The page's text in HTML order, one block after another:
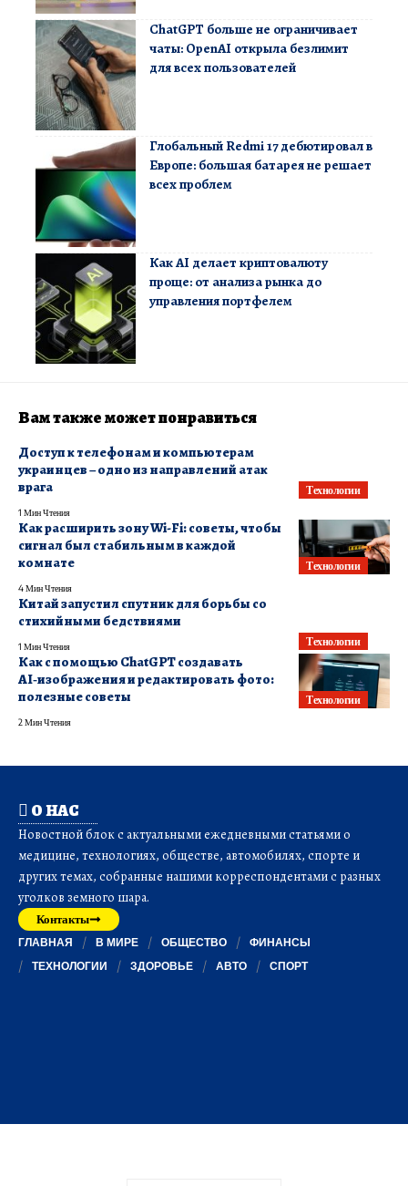
ChatGPT больше не ограничивает
чаты: OpenAI открыла безлимит
для всех пользователей
Глобальный Redmi 17 дебютировал в
Европе: большая батарея не решает
всех проблем
Как AI делает криптовалюту
проще: от анализа рынка до
управления портфелем
Вам также может понравиться
Технологии
Доступ к телефонам и компьютерам
украинцев – одно из направлений атак
врага
1 Мин Чтения
Технологии
Как расширить зону Wi-Fi: советы, чтобы
сигнал был стабильным в каждой
комнате
4 Мин Чтения
Технологии
Китай запустил спутник для борьбы со
стихийными бедствиями
1 Мин Чтения
Технологии
Как с помощью ChatGPT создавать
AI‑изображения и редактировать фото:
полезные советы
2 Мин Чтения
О НАС
Новостной блок с актуальными ежедневными статьями о
медицине, технологиях, обществе, автомобилях, спорте и
других темах, собранные нашими корреспондентами с разных
уголков земного шара.
Контакты
ГЛАВНАЯ В МИРЕ ОБЩЕСТВО
ФИНАНСЫ
ТЕХНОЛОГИИ
ЗДОРОВЬЕ АВТО СПОРТ